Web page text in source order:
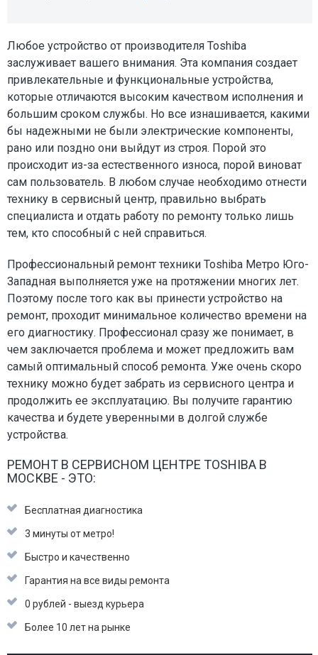
Любое устройство от производителя Toshiba
заслуживает вашего внимания. Эта компания создает
привлекательные и функциональные устройства,
которые отличаются высоким качеством исполнения и
большим сроком службы. Но все изнашивается, какими
бы надежными не были электрические компоненты,
рано или поздно они выйдут из строя. Порой это
происходит из-за естественного износа, порой виноват
сам пользователь. В любом случае необходимо отнести
технику в сервисный центр, правильно выбрать
специалиста и отдать работу по ремонту только лишь
тем, кто способный с ней справиться.
Профессиональный ремонт техники Toshiba Метро Юго-
Западная выполняется уже на протяжении многих лет.
Поэтому после того как вы принести устройство на
ремонт, проходит минимальное количество времени на
его диагностику. Профессионал сразу же понимает, в
чем заключается проблема и может предложить вам
самый оптимальный способ ремонта. Уже очень скоро
технику можно будет забрать из сервисного центра и
продолжить ее эксплуатацию. Вы получите гарантию
качества и будете уверенными в долгой службе
устройства.
РЕМОНТ В СЕРВИСНОМ ЦЕНТРЕ TOSHIBA В
МОСКВЕ - ЭТО:
Бесплатная диагностика
3 минуты от метро!
Быстро и качественно
Гарантия на все виды ремонта
0 рублей - выезд курьера
Более 10 лет на рынке